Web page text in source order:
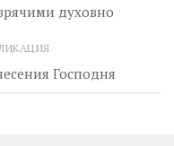
духовно
Господня